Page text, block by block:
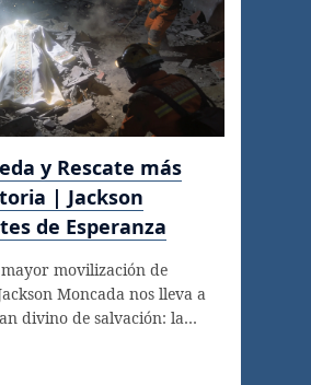
y Rescate más
| Jackson
de Esperanza
movilización de
Moncada nos lleva a
divino de salvación: la…